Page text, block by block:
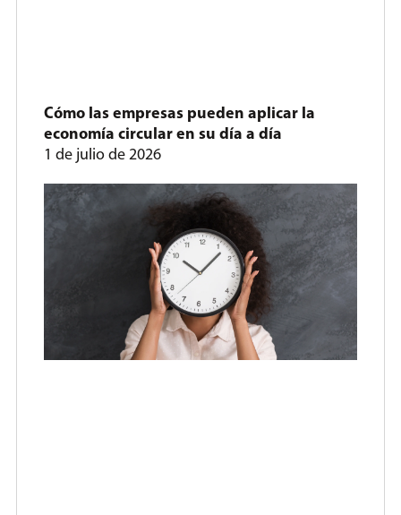
Cómo las empresas pueden aplicar la
economía circular en su día a día
1 de julio de 2026